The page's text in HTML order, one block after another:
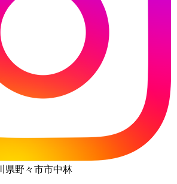
県野々市市中林